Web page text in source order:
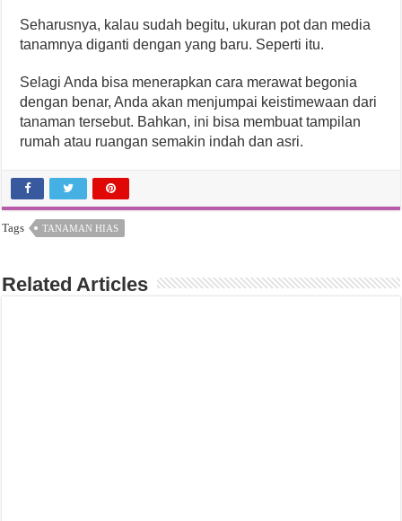
Seharusnya, kalau sudah begitu, ukuran pot dan media
tanamnya diganti dengan yang baru. Seperti itu.
Selagi Anda bisa menerapkan cara merawat begonia
dengan benar, Anda akan menjumpai keistimewaan dari
tanaman tersebut. Bahkan, ini bisa membuat tampilan
rumah atau ruangan semakin indah dan asri.
Tags TANAMAN HIAS
Related Articles